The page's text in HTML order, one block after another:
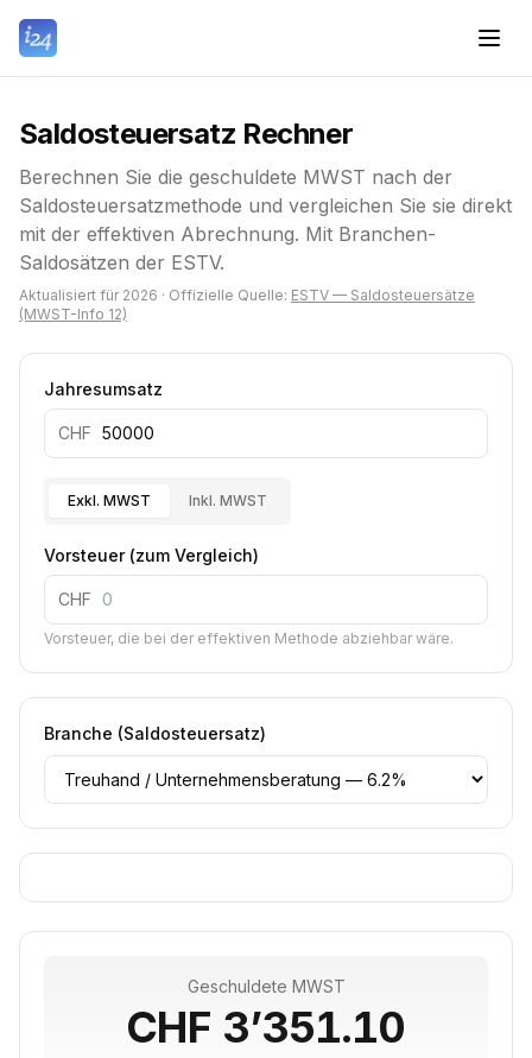
Saldosteuersatz Rechner
Berechnen Sie die geschuldete MWST nach der
Saldosteuersatzmethode und vergleichen Sie sie direkt
mit der effektiven Abrechnung. Mit Branchen-
Saldosätzen der ESTV.
Aktualisiert für 2026 · Offizielle Quelle: ESTV — Saldosteuersätze
(MWST-Info 12)
Jahresumsatz
CHF
Exkl. MWST Inkl. MWST
Vorsteuer (zum Vergleich)
CHF
Vorsteuer, die bei der effektiven Methode abziehbar wäre.
Branche (Saldosteuersatz)
Geschuldete MWST
CHF 3’351.10